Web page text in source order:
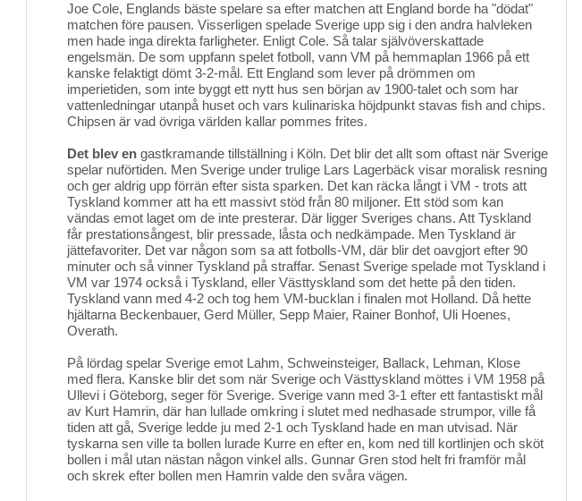
Joe Cole, Englands bäste spelare sa efter matchen att England borde ha "dödat"
matchen före pausen. Visserligen spelade Sverige upp sig i den andra halvleken
men hade inga direkta farligheter. Enligt Cole. Så talar självöverskattade
engelsmän. De som uppfann spelet fotboll, vann VM på hemmaplan 1966 på ett
kanske felaktigt dömt 3-2-mål. Ett England som lever på drömmen om
imperietiden, som inte byggt ett nytt hus sen början av 1900-talet och som har
vattenledningar utanpå huset och vars kulinariska höjdpunkt stavas fish and chips.
Chipsen är vad övriga världen kallar pommes frites.
Det blev en gastkramande tillställning i Köln. Det blir det allt som oftast när Sverige
spelar nuförtiden. Men Sverige under trulige Lars Lagerbäck visar moralisk resning
och ger aldrig upp förrän efter sista sparken. Det kan räcka långt i VM - trots att
Tyskland kommer att ha ett massivt stöd från 80 miljoner. Ett stöd som kan
vändas emot laget om de inte presterar. Där ligger Sveriges chans. Att Tyskland
får prestationsångest, blir pressade, låsta och nedkämpade. Men Tyskland är
jättefavoriter. Det var någon som sa att fotbolls-VM, där blir det oavgjort efter 90
minuter och så vinner Tyskland på straffar. Senast Sverige spelade mot Tyskland i
VM var 1974 också i Tyskland, eller Västtyskland som det hette på den tiden.
Tyskland vann med 4-2 och tog hem VM-bucklan i finalen mot Holland. Då hette
hjältarna Beckenbauer, Gerd Müller, Sepp Maier, Rainer Bonhof, Uli Hoenes,
Overath.
På lördag spelar Sverige emot Lahm, Schweinsteiger, Ballack, Lehman, Klose
med flera. Kanske blir det som när Sverige och Västtyskland möttes i VM 1958 på
Ullevi i Göteborg, seger för Sverige. Sverige vann med 3-1 efter ett fantastiskt mål
av Kurt Hamrin, där han lullade omkring i slutet med nedhasade strumpor, ville få
tiden att gå, Sverige ledde ju med 2-1 och Tyskland hade en man utvisad. När
tyskarna sen ville ta bollen lurade Kurre en efter en, kom ned till kortlinjen och sköt
bollen i mål utan nästan någon vinkel alls. Gunnar Gren stod helt fri framför mål
och skrek efter bollen men Hamrin valde den svåra vägen.